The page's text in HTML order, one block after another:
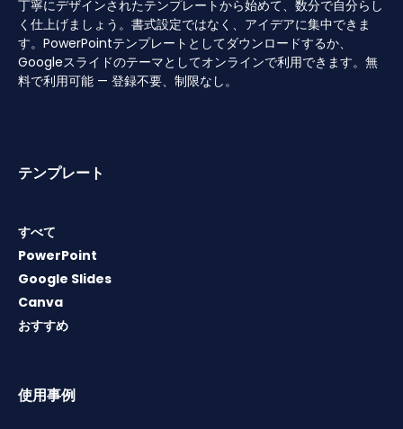
丁寧にデザインされたテンプレートから始めて、数分で自分らし
く仕上げましょう。書式設定ではなく、アイデアに集中できま
す。PowerPointテンプレートとしてダウンロードするか、
Googleスライドのテーマとしてオンラインで利用できます。無
料で利用可能 — 登録不要、制限なし。
テンプレート
すべて
PowerPoint
Google Slides
Canva
おすすめ
使用事例